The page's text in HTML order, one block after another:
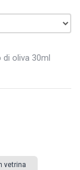
oliva 30ml
vetrina